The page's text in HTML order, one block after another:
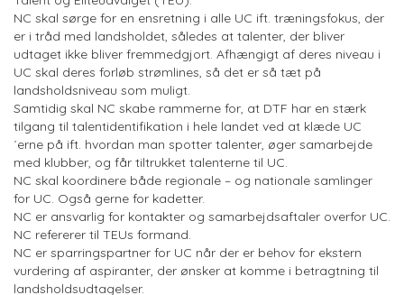
NC skal sørge for en ensretning i alle UC ift. træningsfokus, der
er i tråd med landsholdet, således at talenter, der bliver
udtaget ikke bliver fremmedgjort. Afhængigt af deres niveau i
UC skal deres forløb strømlines, så det er så tæt på
landsholdsniveau som muligt.
Samtidig skal NC skabe rammerne for, at DTF har en stærk
tilgang til talentidentifikation i hele landet ved at klæde UC
´erne på ift. hvordan man spotter talenter, øger samarbejde
med klubber, og får tiltrukket talenterne til UC.
NC skal koordinere både regionale – og nationale samlinger
for UC. Også gerne for kadetter.
NC er ansvarlig for kontakter og samarbejdsaftaler overfor UC.
NC refererer til TEUs formand.
NC er sparringspartner for UC når der er behov for ekstern
vurdering af aspiranter, der ønsker at komme i betragtning til
landsholdsudtagelser.